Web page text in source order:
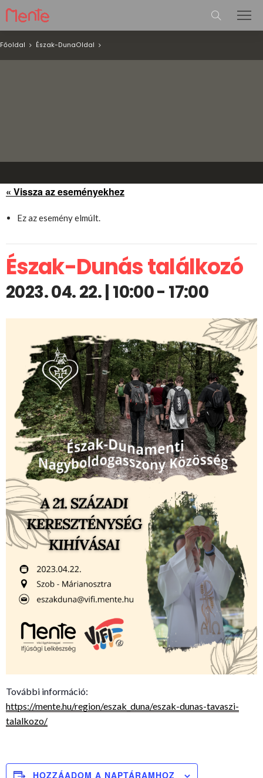
Főoldal Észak-DunaOldal
« Vissza az eseményekhez
Ez az esemény elmúlt.
Észak-Dunás találkozó
2023. 04. 22. | 10:00- 17:00
További információ:
https://mente.hu/region/eszak_duna/eszak-dunas-tavaszi-
talalkozo/
HOZZÁADOM A NAPTÁRAMHOZ